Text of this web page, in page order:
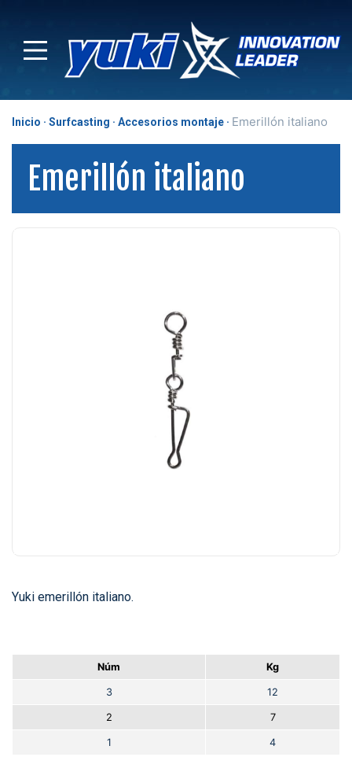
Inicio Surfcasting Accesorios montaje Emerillón italiano
Emerillón italiano
Yuki emerillón italiano.
Núm Kg
3 12
2 7
1 4